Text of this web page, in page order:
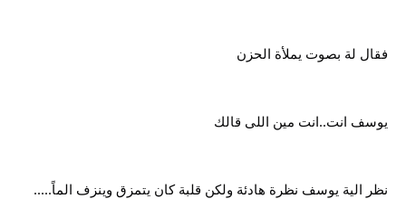
فقال لة بصوت يملأة الحزن
يوسف انت..انت مين اللى قالك
نظر الية يوسف نظرة هادئة ولكن قلبة كان يتمزق وينزف الماً.....